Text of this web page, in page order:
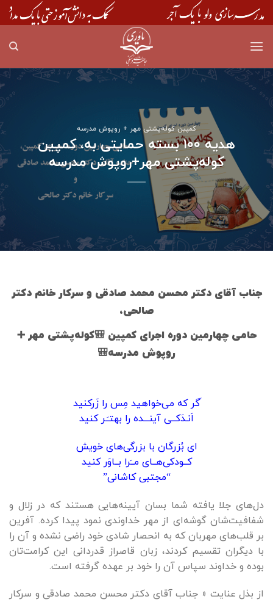
Skip
to
کمپین کوله‌پشتی مهر + روپوش مدرسه
هدیه ۱۰۰ بسته حمایتی به، کمپین
کوله‌پشتی مهر+روپوش مدرسه
جناب آقای دکتر محسن محمد صادقی و سرکار خانم دکتر
صالحی،
حامی چهارمین دوره اجرایکمپین 🎒کوله‌پشتی مهر ➕
روپوش مدرسه🎒
َگر که می‌خواهید مِس را زَرکنید
اَنـدَکــی آینـــده را بهتـَـر کنید
ای بُزرگان با بزرگی‌های خویش
کــودکی‌هــای مــَرا بــاوَر کنید
“مجتبی کاشانی”
دل‌های جلا یافته شما بسان آیینه‌هایی هستند که در زلال و
شفافیت‌شان گوشه‌ای از مهر خداوندی نمود پیدا کرده. آفرین
بر قلب‌های مهربان که به انحصار شادی خود راضی نشده و آن را
با دیگران تقسیم کردند، زبان قاصراز قدردانی این کرامت‌تان
بوده و خداوند سپاس آن را خود بر عهده گرفته است.
از بذل عنایت « جناب آقای دکتر محسن محمد صادقی و سرکار